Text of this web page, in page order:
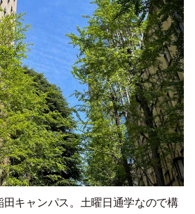
田キャンパス。土曜日通学なので構